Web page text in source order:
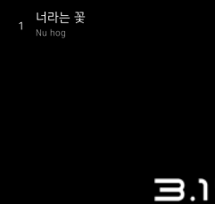
1
너라는 꽃
Nu hog